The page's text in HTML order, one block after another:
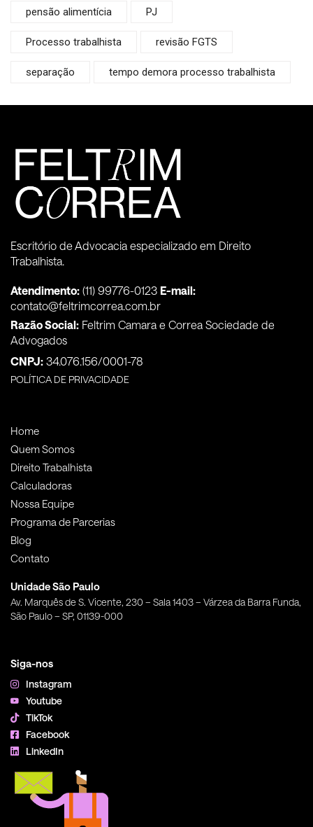
pensão alimentícia PJ
Processo trabalhista revisão FGTS
separação tempo demora processo trabalhista
Escritório de Advocacia especializado em Direito
Trabalhista.
Atendimento: (11) 99776-0123 E-mail:
contato@feltrimcorrea.com.br
Razão Social: Feltrim Camara e Correa Sociedade de
Advogados
CNPJ: 34.076.156/0001-78
POLÍTICA DE PRIVACIDADE
Home
Quem Somos
Direito Trabalhista
Calculadoras
Nossa Equipe
Programa de Parcerias
Blog
Contato
Unidade São Paulo
Av. Marquês de S. Vicente, 230 – Sala 1403 – Várzea da Barra Funda,
São Paulo – SP, 01139-000
Siga-nos
Instagram
Youtube
TikTok
Facebook
LinkedIn